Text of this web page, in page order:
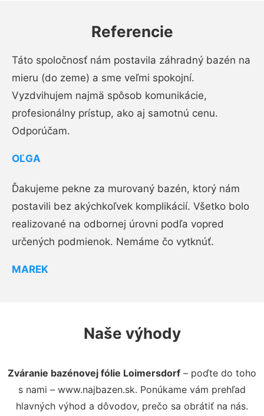
Referencie
Táto spoločnosť nám postavila záhradný bazén na
mieru (do zeme) a sme veľmi spokojní.
Vyzdvihujem najmä spôsob komunikácie,
profesionálny prístup, ako aj samotnú cenu.
Odporúčam.
OĽGA
Ďakujeme pekne za murovaný bazén, ktorý nám
postavili bez akýchkoľvek komplikácií. Všetko bolo
realizované na odbornej úrovni podľa vopred
určených podmienok. Nemáme čo vytknúť.
MAREK
Naše výhody
Zváranie bazénovej fólie Loimersdorf – poďte do toho
s nami – www.najbazen.sk. Ponúkame vám prehľad
hlavných výhod a dôvodov, prečo sa obrátiť na nás.